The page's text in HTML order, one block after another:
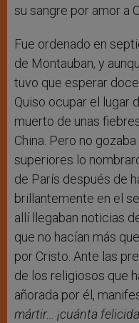
su sangre por amor a
Fue ordenado en
de Montauban, y
tuvo que esperar
Quiso ocupar el lugar
muerto de unas
China. Pero no
superiores lo
de París después de
brillantemente en el
allí llegaban noticias
que no hacían más
por Cristo. Ante las
de los religiosos que
añorada por él,
mártir… ¡cuánta